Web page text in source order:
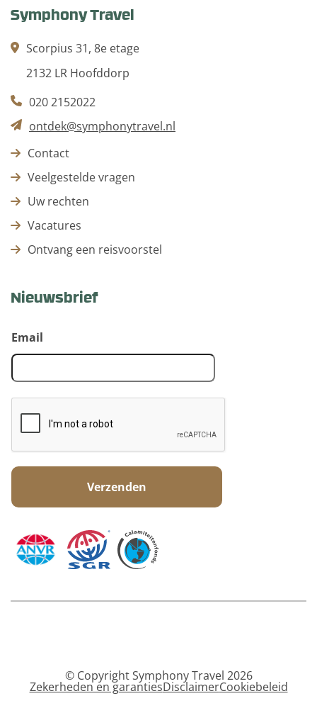
Symphony Travel
Scorpius 31, 8e etage
2132 LR Hoofddorp
020 2152022
ontdek@symphonytravel.nl
Contact
Veelgestelde vragen
Uw rechten
Vacatures
Ontvang een reisvoorstel
Nieuwsbrief
Email
© Copyright Symphony Travel 2026
Zekerheden en garantiesDisclaimerCookiebeleid